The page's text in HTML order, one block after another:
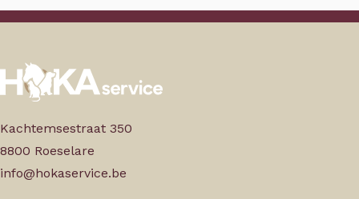
Kachtemsestraat 350
8800 Roeselare
info@hokaservice.be